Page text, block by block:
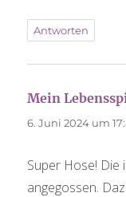
Antworten
Mein
6. Juni 2024 um
Super Hose! Die
angegossen.